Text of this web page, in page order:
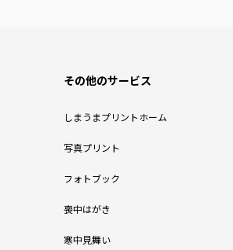
その他のサービス
しまうまプリントホーム
写真プリント
フォトブック
喪中はがき
寒中見舞い